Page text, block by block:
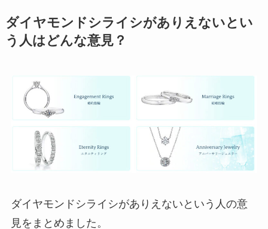
ダイヤモンドシライシがありえないとい
う人はどんな意見？
ダイヤモンドシライシがありえないという人の意
見をまとめました。